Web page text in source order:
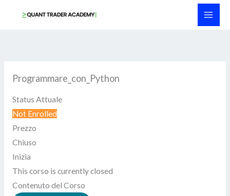
Programmare_con_Python
Status Attuale
Not Enrolled
Prezzo
Chiuso
Inizia
This corso is currently closed
Contenuto del Corso